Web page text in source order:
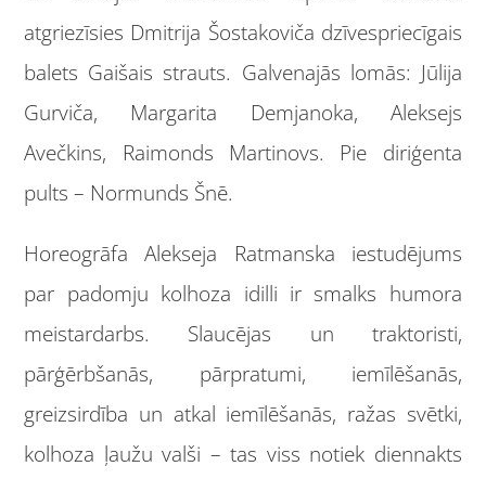
atgriezīsies Dmitrija Šostakoviča dzīvespriecīgais
balets Gaišais strauts. Galvenajās lomās: Jūlija
Gurviča, Margarita Demjanoka, Aleksejs
Avečkins, Raimonds Martinovs. Pie diriģenta
pults – Normunds Šnē.
Horeogrāfa Alekseja Ratmanska iestudējums
par padomju kolhoza idilli ir smalks humora
meistardarbs. Slaucējas un traktoristi,
pārģērbšanās, pārpratumi, iemīlēšanās,
greizsirdība un atkal iemīlēšanās, ražas svētki,
kolhoza ļaužu valši – tas viss notiek diennakts